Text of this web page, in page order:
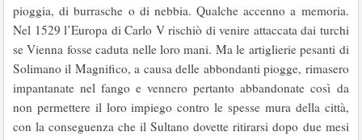
pioggia, di burrasche o di nebbia. Qualche accenno a memoria.
Nel 1529 l’Europa di Carlo V rischiò di venire attaccata dai turchi
se Vienna fosse caduta nelle loro mani. Ma le artiglierie pesanti di
Solimano il Magnifico, a causa delle abbondanti piogge, rimasero
impantanate nel fango e vennero pertanto abbandonate così da
non permettere il loro impiego contro le spesse mura della città,
con la conseguenza che il Sultano dovette ritirarsi dopo due mesi